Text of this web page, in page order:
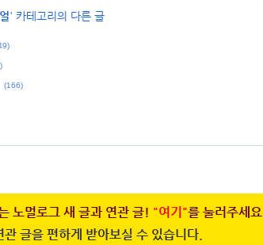
' 카테고리의 다른 글
(166)
노멀로그 새 글과 연관 글! "여기"를 눌러주세요.
관 글을 편하게 받아보실 수 있습니다.